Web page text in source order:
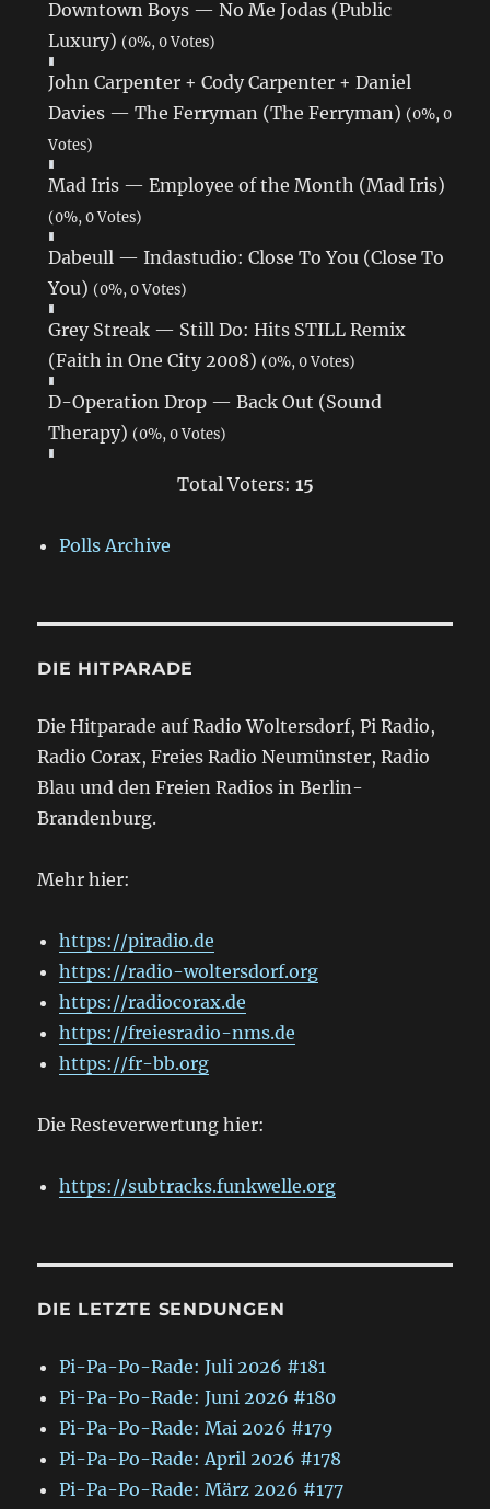
Downtown Boys — No Me Jodas (Public
Luxury) (0%, 0 Votes)
John Carpenter + Cody Carpenter + Daniel
Davies — The Ferryman (The Ferryman) (0%, 0
Votes)
Mad Iris — Employee of the Month (Mad Iris)
(0%, 0 Votes)
Dabeull — Indastudio: Close To You (Close To
You) (0%, 0 Votes)
Grey Streak — Still Do: Hits STILL Remix
(Faith in One City 2008) (0%, 0 Votes)
D-Operation Drop — Back Out (Sound
Therapy) (0%, 0 Votes)
Total Voters: 15
Polls Archive
DIE HITPARADE
Die Hitparade auf Radio Woltersdorf, Pi Radio,
Radio Corax, Freies Radio Neumünster, Radio
Blau und den Freien Radios in Berlin-
Brandenburg.
Mehr hier:
https://piradio.de
https://radio-woltersdorf.org
https://radiocorax.de
https://freiesradio-nms.de
https://fr-bb.org
Die Resteverwertung hier:
https://subtracks.funkwelle.org
DIE LETZTE SENDUNGEN
Pi-Pa-Po-Rade: Juli 2026 #181
Pi-Pa-Po-Rade: Juni 2026 #180
Pi-Pa-Po-Rade: Mai 2026 #179
Pi-Pa-Po-Rade: April 2026 #178
Pi-Pa-Po-Rade: März 2026 #177